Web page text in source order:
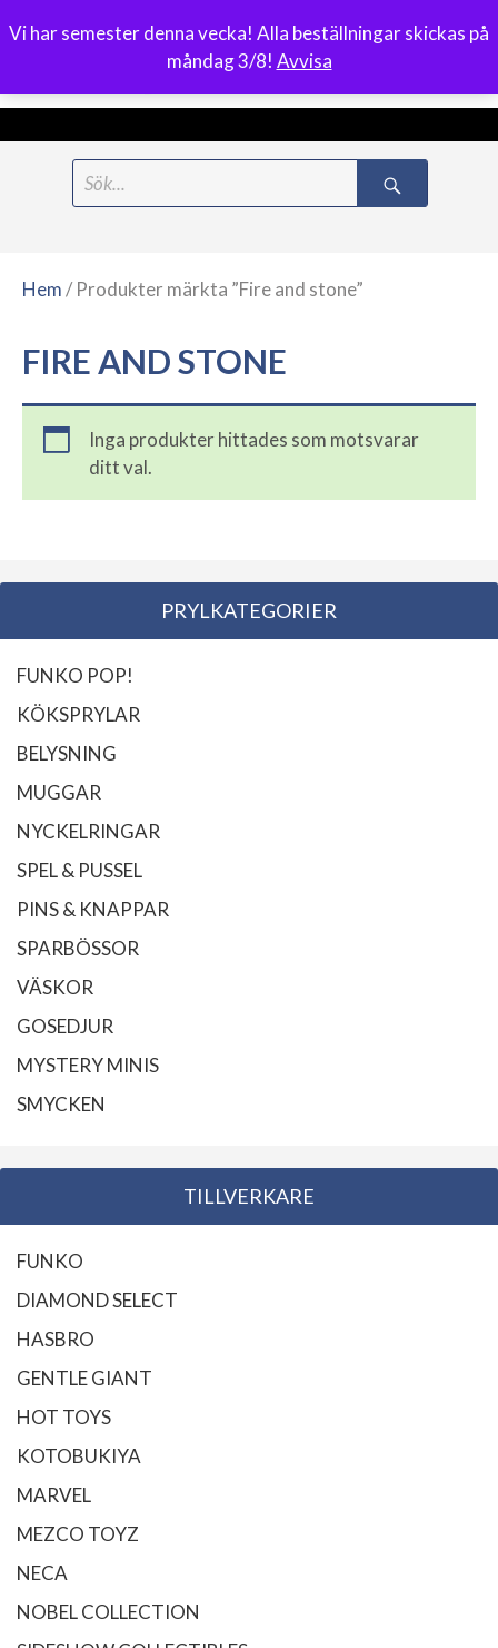
Vi har semester denna vecka! Alla beställningar skickas på
måndag 3/8! Avvisa
0
Meny
Hem/ Produkter märkta ”Fire and stone”
FIRE AND STONE
Inga produkter hittades som motsvarar
ditt val.
PRYLKATEGORIER
FUNKO POP!
KÖKSPRYLAR
BELYSNING
MUGGAR
NYCKELRINGAR
SPEL & PUSSEL
PINS & KNAPPAR
SPARBÖSSOR
VÄSKOR
GOSEDJUR
MYSTERY MINIS
SMYCKEN
TILLVERKARE
FUNKO
DIAMOND SELECT
HASBRO
GENTLE GIANT
HOT TOYS
KOTOBUKIYA
MARVEL
MEZCO TOYZ
NECA
NOBEL COLLECTION